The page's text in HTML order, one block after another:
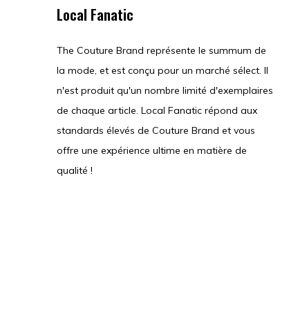
Local Fanatic
The Couture Brand représente le summum de
la mode, et est conçu pour un marché sélect. Il
n'est produit qu'un nombre limité d'exemplaires
de chaque article. Local Fanatic répond aux
standards élevés de Couture Brand et vous
offre une expérience ultime en matière de
qualité !